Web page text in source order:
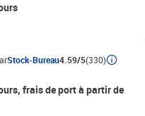
Stock-Bureau4.59/5(330)
frais de port à partir de